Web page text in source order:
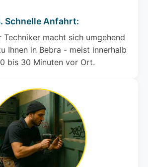
Schnelle Anfahrt:
Techniker macht sich umgehend
Ihnen in Bebra - meist innerhalb
bis 30 Minuten vor Ort.